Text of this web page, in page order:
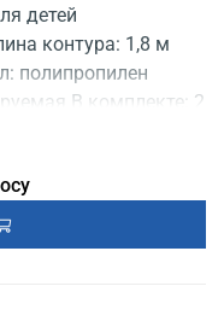
детей
контура: 1,8 м
полипропилен
В комплекте: 2
Регистрационное